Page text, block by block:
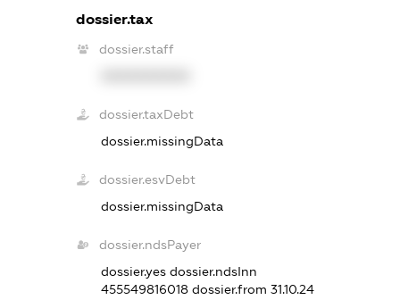
dossier.tax
dossier.staff
dossier.taxDebt
dossier.missingData
dossier.esvDebt
dossier.missingData
dossier.ndsPayer
dossier.yes dossier.ndsInn
455549816018 dossier.from 31.10.24